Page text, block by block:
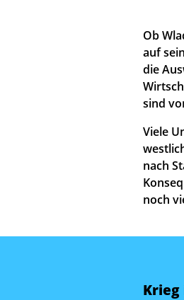
Ob
auf
die
sind
Viele
nach
noch